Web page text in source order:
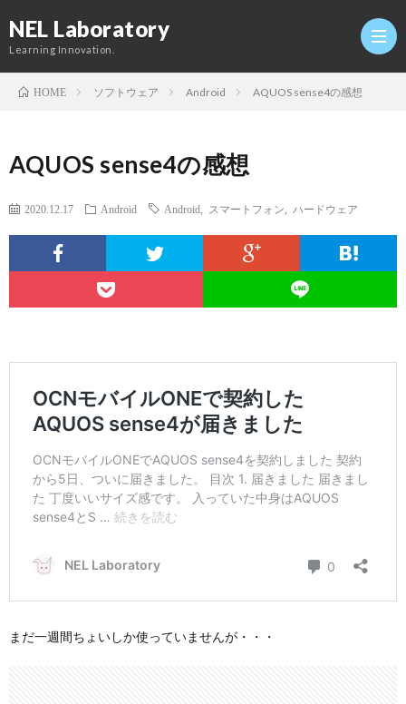
NEL Laboratory
Learning Innovation.
究
HOME ソフトウェア Android AQUOS sense4の感想
AQUOS sense4の感想
2020.12.17 Android Android スマートフォン ハードウェア
まだ一週間ちょいしか使っていませんが・・・